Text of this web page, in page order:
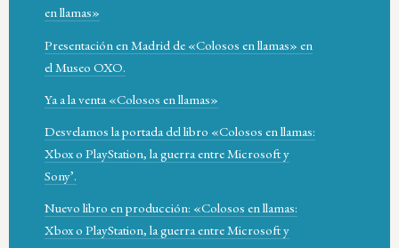
en llamas»
Presentación en Madrid de «Colosos en llamas» en
el Museo OXO.
Ya a la venta «Colosos en llamas»
Desvelamos la portada del libro «Colosos en llamas:
Xbox o PlayStation, la guerra entre Microsoft y
Sony’.
Nuevo libro en producción: «Colosos en llamas:
Xbox o PlayStation, la guerra entre Microsoft y